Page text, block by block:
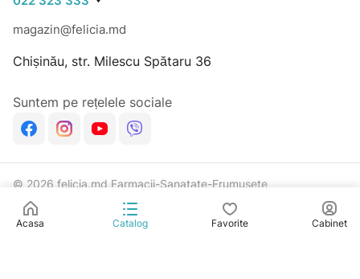
magazin@felicia.md
Chișinău, str. Milescu Spătaru 36
Suntem pe rețelele sociale
© 2026 felicia.md Farmacii-Sanatate-Frumusete
Confidențialitate Dezvoltat în Rich Code
Acasa Catalog Favorite Cabinet